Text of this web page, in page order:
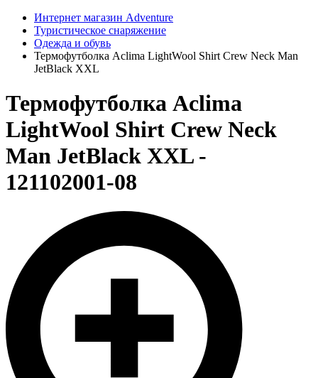
Интернет магазин Adventure
Туристическое снаряжение
Одежда и обувь
Термофутболка Aclima LightWool Shirt Crew Neck Man
JetBlack XXL
Термофутболка Aclima
LightWool Shirt Crew Neck
Man JetBlack XXL -
121102001-08